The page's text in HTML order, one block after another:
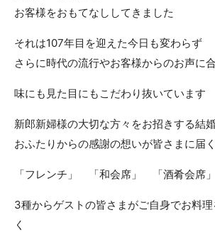
BLOG PLAN
ACCESS
アクセス お問い合わ
093 -671 1131
平日 11:00-19:00（火曜定休） / 土日
お客様をおもてなししてきました
それは107年目を迎えた今日も変わらず
さらに時代の流行やお客様からのお声に
味にも見た目にもこだわり抜いています
新郎新婦様の大切な方々をお招きする結
おふたりからの感謝の想いが皆さまに届
「フレンチ」 「和会席」 「酒肴会席」
3種からゲストの皆さまがご自身でお料
く